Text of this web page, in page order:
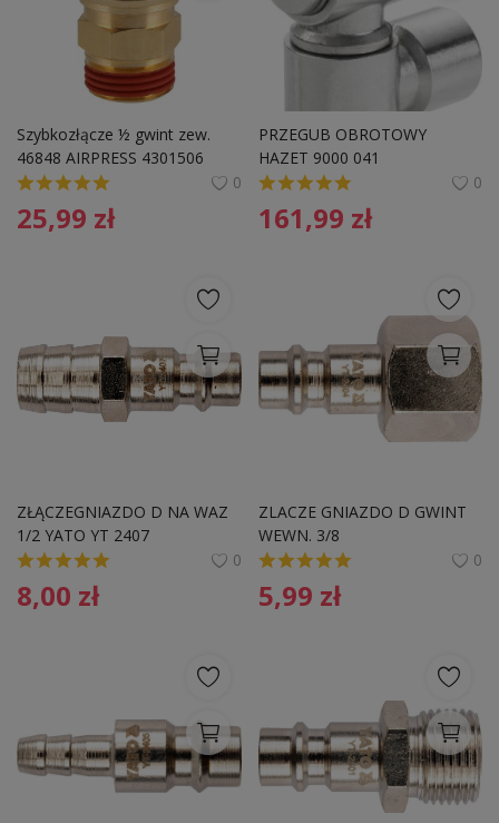
Szybkozłącze ½ gwint zew.
46848 AIRPRESS 4301506
0
25,99 zł
PRZEGUB OBROTOWY
HAZET 9000 041
0
161,99 zł
ZŁĄCZEGNIAZDO D NA WAZ
1/2 YATO YT 2407
0
8,00 zł
ZLACZE GNIAZDO D GWINT
WEWN. 3/8
0
5,99 zł